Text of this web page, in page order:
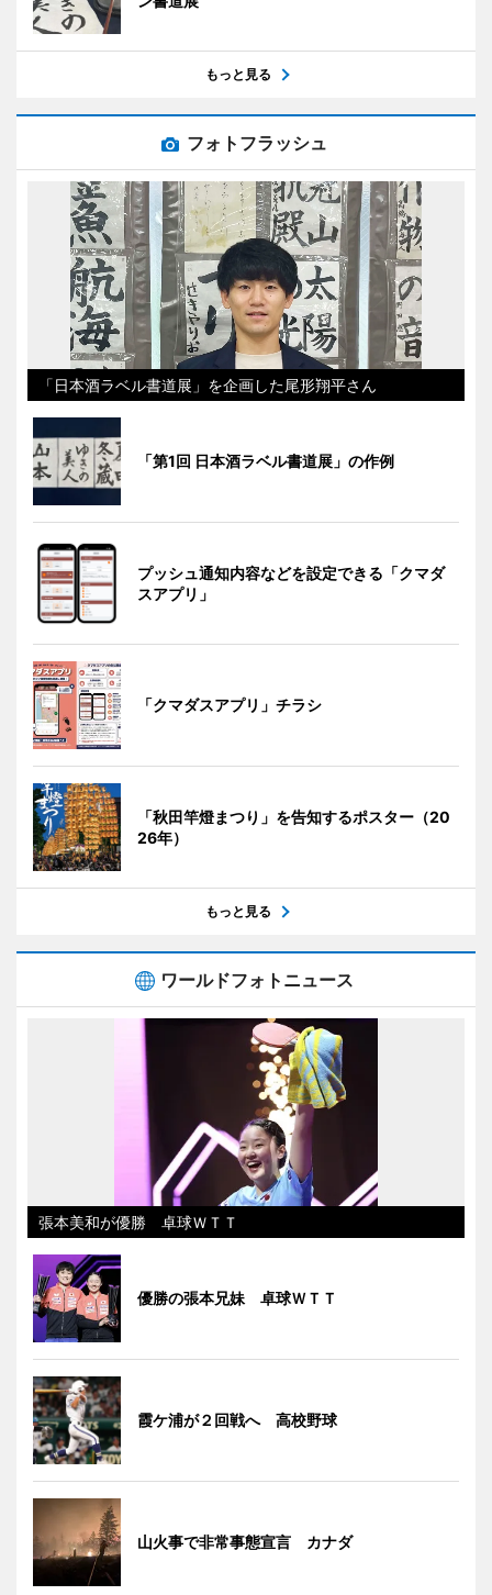
もっと見る
フォトフラッシュ
「日本酒ラベル書道展」を企画した尾形翔平さん
「第1回 日本酒ラベル書道展」の作例
プッシュ通知内容などを設定できる「クマダ
スアプリ」
「クマダスアプリ」チラシ
「秋田竿燈まつり」を告知するポスター（20
26年）
もっと見る
ワールドフォトニュース
張本美和が優勝 卓球ＷＴＴ
優勝の張本兄妹 卓球ＷＴＴ
霞ケ浦が２回戦へ 高校野球
山火事で非常事態宣言 カナダ